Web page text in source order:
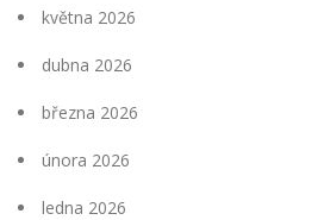
května 2026
dubna 2026
března 2026
února 2026
ledna 2026